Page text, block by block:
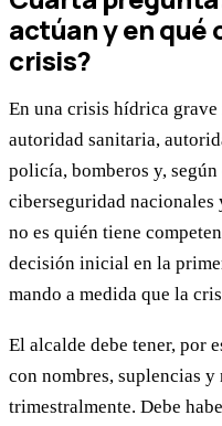
actúan y en qué
crisis?
En una crisis hídrica
autoridad sanitaria,
policía, bomberos y,
ciberseguridad nacionales
no es quién tiene
decisión inicial en la
mando a medida que la
El alcalde debe tener, por
con nombres, suplencias
trimestralmente. Debe